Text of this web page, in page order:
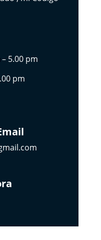
5.00 pm
pm